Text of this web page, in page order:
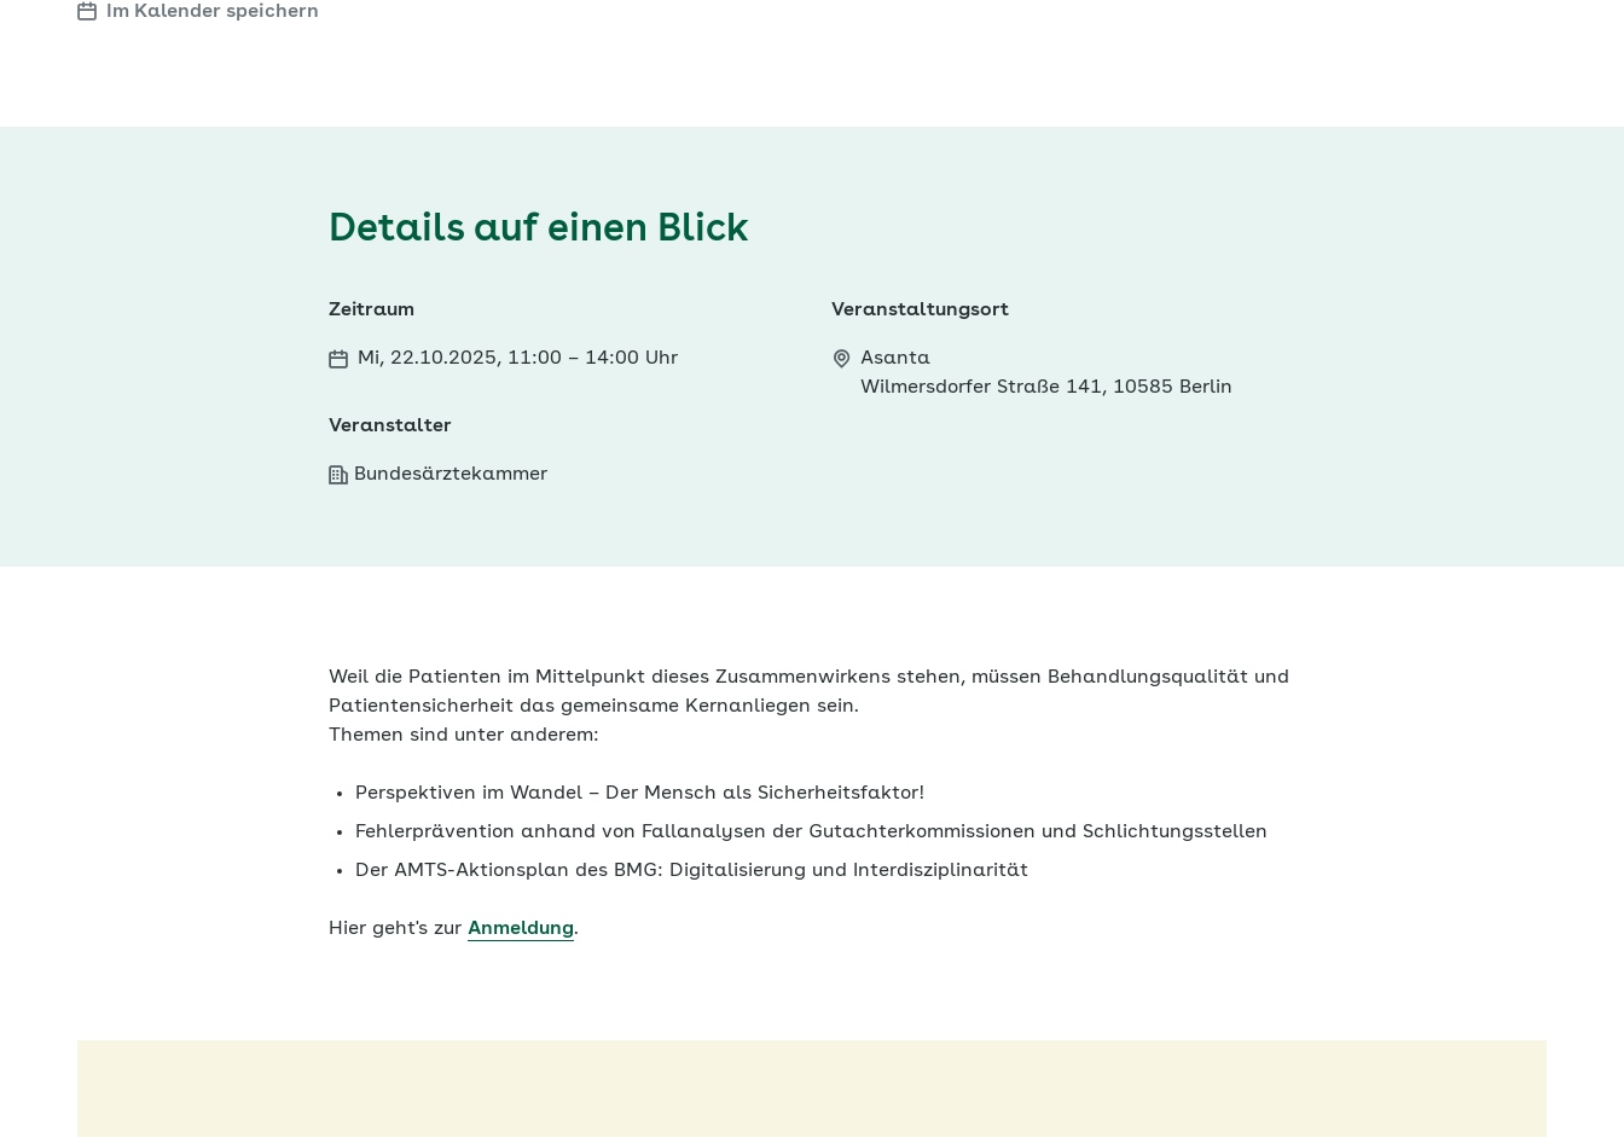
Im Kalender speichern
Details auf einen Blick
Zeitraum
Mi, 22.10.2025, 11:00 – 14:00 Uhr
Veranstalter
Bundesärztekammer
Veranstaltungsort
Asanta
Wilmersdorfer Straße 141, 10585 Berlin
Weil die Patienten im Mittelpunkt dieses Zusammenwirkens stehen, müssen Behandlungsqualität und
Patientensicherheit das gemeinsame Kernanliegen sein.
Themen sind unter anderem:
Perspektiven im Wandel – Der Mensch als Sicherheitsfaktor!
Fehlerprävention anhand von Fallanalysen der Gutachterkommissionen und Schlichtungsstellen
Der AMTS-Aktionsplan des BMG: Digitalisierung und Interdisziplinarität
Hier geht's zur Anmeldung.